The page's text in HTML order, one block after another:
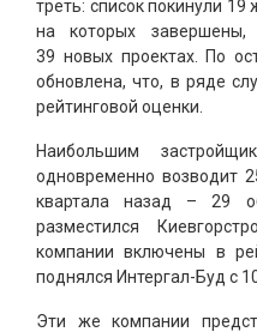
треть: список покинули
на которых
39 новых проектах. По
обновлена, что, в ряде
рейтинговой оценки.
Наибольшим
одновременно возводит
квартала назад – 29
разместился
компании включены в
поднялся Интергал-Буд с
Эти же компании